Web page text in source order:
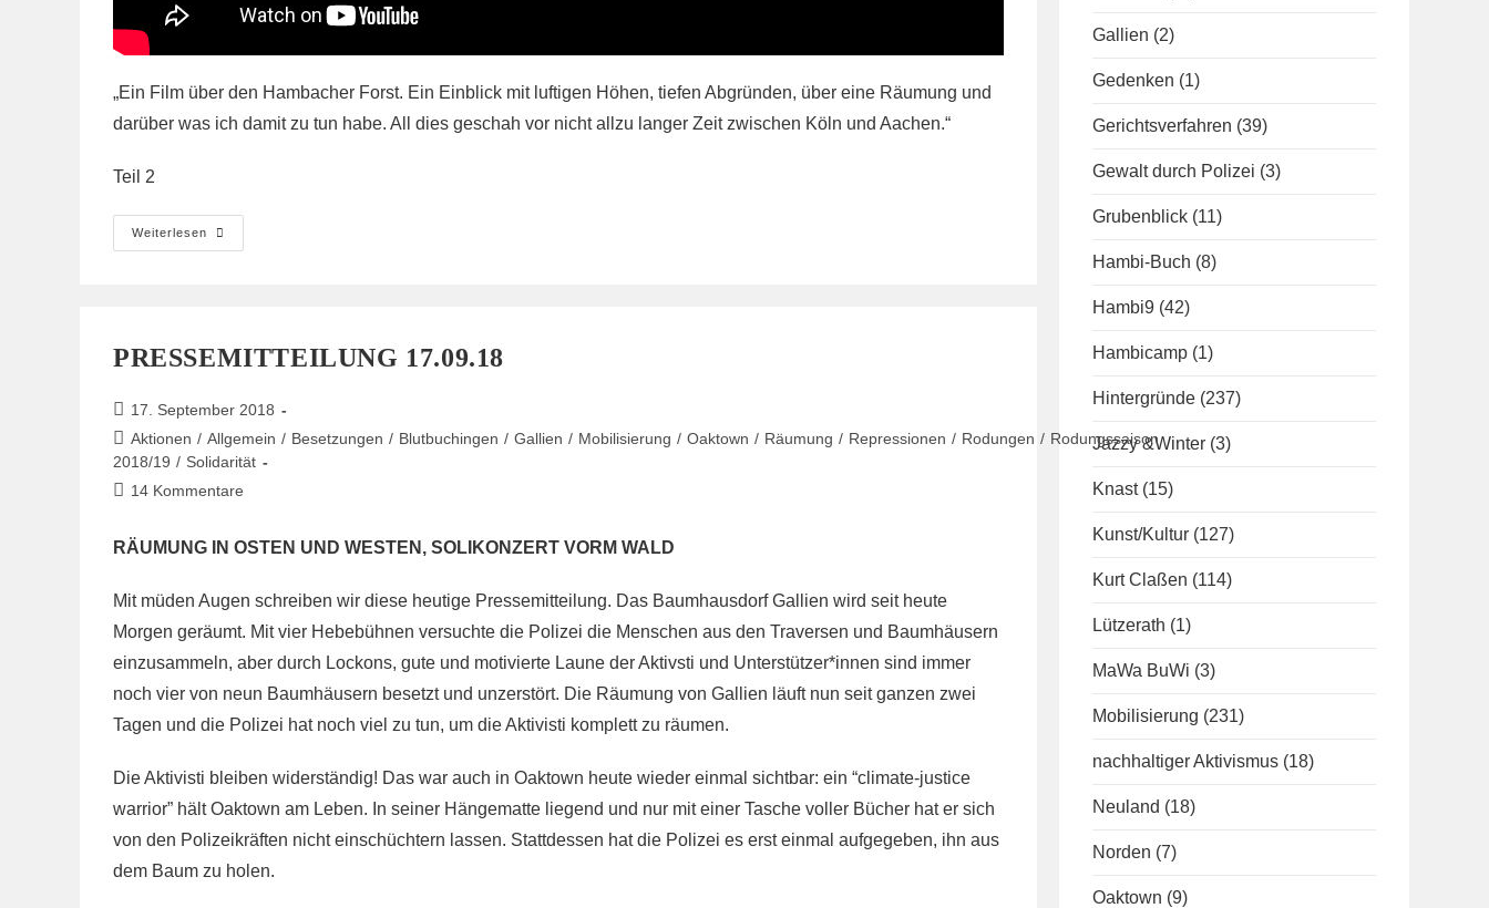
„Ein Film über den Hambacher Forst. Ein Einblick mit luftigen Höhen, tiefen Abgründen, über eine Räumung und
darüber was ich damit zu tun habe. All dies geschah vor nicht allzu langer Zeit zwischen Köln und Aachen.“
Teil 2
Weiterlesen
Hambacher
Forst
PRESSEMITTEILUNG 17.09.18
Beitrag
veröffentlicht:
17. September 2018
Beitrags-
Kategorie:
Aktionen / Allgemein / Besetzungen / Blutbuchingen / Gallien / Mobilisierung / Oaktown / Räumung / Repressionen / Rodungen / Rodungssaison
2018/19 / Solidarität
Beitrags-
14 Kommentare
RÄUMUNG IN OSTEN UND WESTEN, SOLIKONZERT VORM WALD
Mit müden Augen schreiben wir diese heutige Pressemitteilung. Das Baumhausdorf Gallien wird seit heute
Morgen geräumt. Mit vier Hebebühnen versuchte die Polizei die Menschen aus den Traversen und Baumhäusern
einzusammeln, aber durch Lockons, gute und motivierte Laune der Aktivsti und Unterstützer*innen sind immer
noch vier von neun Baumhäusern besetzt und unzerstört. Die Räumung von Gallien läuft nun seit ganzen zwei
Tagen und die Polizei hat noch viel zu tun, um die Aktivisti komplett zu räumen.
Die Aktivisti bleiben widerständig! Das war auch in Oaktown heute wieder einmal sichtbar: ein “climate-justice
warrior” hält Oaktown am Leben. In seiner Hängematte liegend und nur mit einer Tasche voller Bücher hat er sich
von den Polizeikräften nicht einschüchtern lassen. Stattdessen hat die Polizei es erst einmal aufgegeben, ihn aus
dem Baum zu holen.
Gallien (2)
Gedenken (1)
Gerichtsverfahren (39)
Gewalt durch Polizei (3)
Grubenblick (11)
Hambi-Buch (8)
Hambi9 (42)
Hambicamp (1)
Hintergründe (237)
Jazzy &Winter (3)
Knast (15)
Kunst/Kultur (127)
Kurt Claßen (114)
Lützerath (1)
MaWa BuWi (3)
Mobilisierung (231)
nachhaltiger Aktivismus (18)
Neuland (18)
Norden (7)
Oaktown (9)